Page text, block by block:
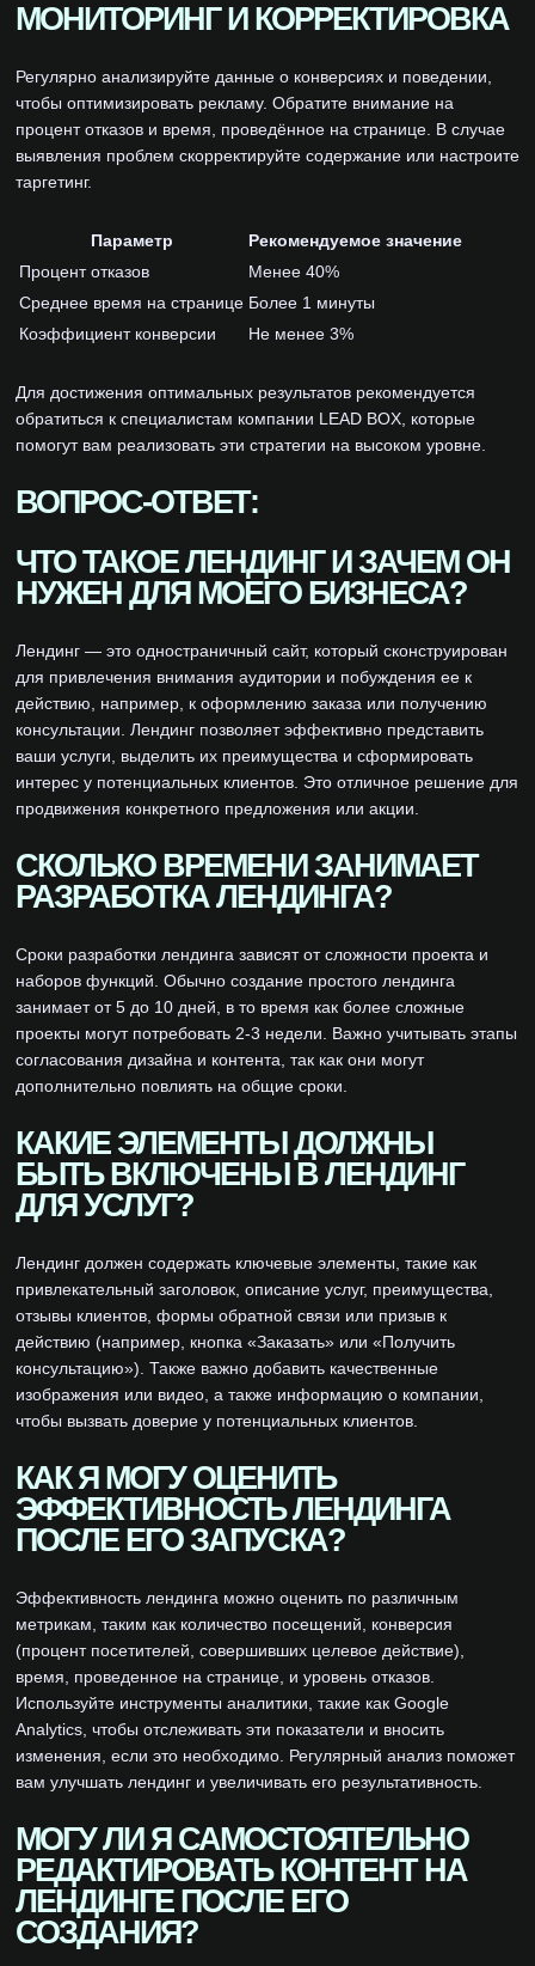
МОНИТОРИНГ И КОРРЕКТИРОВКА
Регулярно анализируйте данные о конверсиях и поведении,
чтобы оптимизировать рекламу. Обратите внимание на
процент отказов и время, проведённое на странице. В случае
выявления проблем скорректируйте содержание или настроите
таргетинг.
Параметр
Рекомендуемое значение
Процент отказов
Менее 40%
Среднее время на странице Более 1 минуты
Коэффициент конверсии
Не менее 3%
Для достижения оптимальных результатов рекомендуется
обратиться к специалистам компании LEAD BOX, которые
помогут вам реализовать эти стратегии на высоком уровне.
ВОПРОС-ОТВЕТ:
ЧТО ТАКОЕ ЛЕНДИНГ И ЗАЧЕМ ОН
НУЖЕН ДЛЯ МОЕГО БИЗНЕСА?
Лендинг — это одностраничный сайт, который сконструирован
для привлечения внимания аудитории и побуждения ее к
действию, например, к оформлению заказа или получению
консультации. Лендинг позволяет эффективно представить
ваши услуги, выделить их преимущества и сформировать
интерес у потенциальных клиентов. Это отличное решение для
продвижения конкретного предложения или акции.
СКОЛЬКО ВРЕМЕНИ ЗАНИМАЕТ
РАЗРАБОТКА ЛЕНДИНГА?
Сроки разработки лендинга зависят от сложности проекта и
наборов функций. Обычно создание простого лендинга
занимает от 5 до 10 дней, в то время как более сложные
проекты могут потребовать 2-3 недели. Важно учитывать этапы
согласования дизайна и контента, так как они могут
дополнительно повлиять на общие сроки.
КАКИЕ ЭЛЕМЕНТЫ ДОЛЖНЫ
БЫТЬ ВКЛЮЧЕНЫ В ЛЕНДИНГ
ДЛЯ УСЛУГ?
Лендинг должен содержать ключевые элементы, такие как
привлекательный заголовок, описание услуг, преимущества,
отзывы клиентов, формы обратной связи или призыв к
действию (например, кнопка «Заказать» или «Получить
консультацию»). Также важно добавить качественные
изображения или видео, а также информацию о компании,
чтобы вызвать доверие у потенциальных клиентов.
КАК Я МОГУ ОЦЕНИТЬ
ЭФФЕКТИВНОСТЬ ЛЕНДИНГА
ПОСЛЕ ЕГО ЗАПУСКА?
Эффективность лендинга можно оценить по различным
метрикам, таким как количество посещений, конверсия
(процент посетителей, совершивших целевое действие),
время, проведенное на странице, и уровень отказов.
Используйте инструменты аналитики, такие как Google
Analytics, чтобы отслеживать эти показатели и вносить
изменения, если это необходимо. Регулярный анализ поможет
вам улучшать лендинг и увеличивать его результативность.
МОГУ ЛИ Я САМОСТОЯТЕЛЬНО
РЕДАКТИРОВАТЬ КОНТЕНТ НА
ЛЕНДИНГЕ ПОСЛЕ ЕГО
СОЗДАНИЯ?